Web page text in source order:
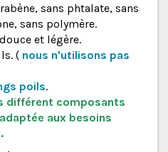
sans phtalate, sans
sans polymère.
et légère.
( nous n'utilisons pas
poils.
différent composants
aux besoins